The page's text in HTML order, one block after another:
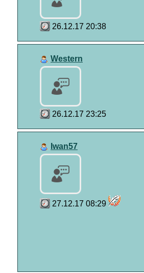
26.12.17 20:38
Western
26.12.17 23:25
Iwan57
27.12.17 08:29